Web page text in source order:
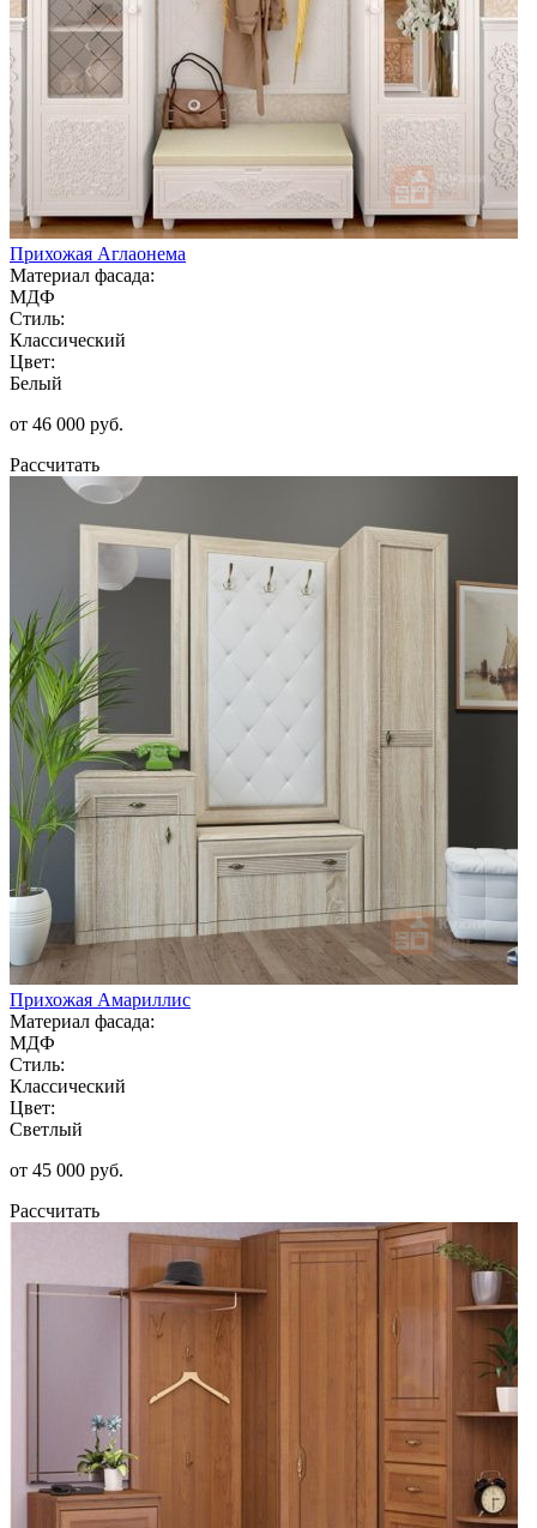
Прихожая Аглаонема
Материал фасада:
МДФ
Стиль:
Классический
Цвет:
Белый
от 46 000 руб.
Рассчитать
Прихожая Амариллис
Материал фасада:
МДФ
Стиль:
Классический
Цвет:
Светлый
от 45 000 руб.
Рассчитать